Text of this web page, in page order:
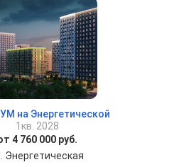
на Энергетической
1кв. 2028
4 760 000 руб.
Энергетическая